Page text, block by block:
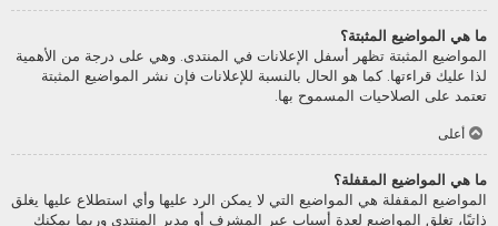
ما هي المواضيع المثبتة؟
المواضيع المثبتة تظهر أسفل الإعلانات في المنتدى. وهي على درجة من الأهمية
لذا عليك قراءتها. كما هو الحال بالنسبة للإعلانات فإن نشر المواضيع المثبتة
تعتمد على الصلاحيات المسموح بها.
أعلى
ما هي المواضيع المقفلة؟
المواضيع المقفلة هي المواضيع التي لا يمكن الرد عليها وأي استطلاع عليها يغلق
ذاتيًا، تغلق المواضيع لعدة أسباب عبر المشرف أو مدير المنتدى وربما يمكنك